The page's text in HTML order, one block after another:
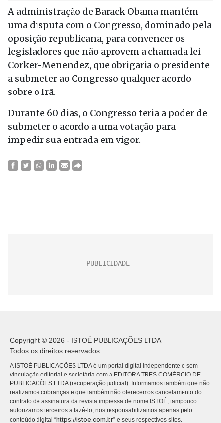
A administração de Barack Obama mantém
uma disputa com o Congresso, dominado pela
oposição republicana, para convencer os
legisladores que não aprovem a chamada lei
Corker-Menendez, que obrigaria o presidente
a submeter ao Congresso qualquer acordo
sobre o Irã.
Durante 60 dias, o Congresso teria a poder de
submeter o acordo a uma votação para
impedir sua entrada em vigor.
Copyright © 2026 - ISTOÉ PUBLICAÇÕES LTDA
Todos os direitos reservados.
A ISTOÉ PUBLICAÇÕES LTDA é um portal digital independente e sem
vinculação editorial e societária com a EDITORA TRES COMÉRCIO DE
PUBLICACÕES LTDA (recuperação judicial). Informamos também que não
realizamos cobranças e que também não oferecemos cancelamento do
contrato de assinatura da revista impressa de nome ISTOÉ, tampouco
autorizamos terceiros a fazê-lo, nos responsabilizamos apenas pelo
conteúdo digital “https://istoe.com.br” e seus respectivos sites.